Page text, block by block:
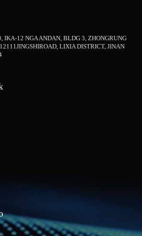
IKA-12 NGA ANDAN, BLDG 3, ZHONGRUNG
LIXIA DISTRICT, JINAN